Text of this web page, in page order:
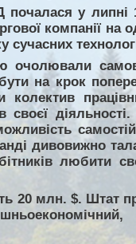
почалася у
компанії
сучасних
очолювали
на крок
колектив
своєї
дивовижно
любити
20 млн. $. Штат